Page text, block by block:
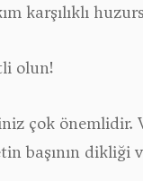
karşılıklı
olun!
çok önemlidir.
başının dikliği